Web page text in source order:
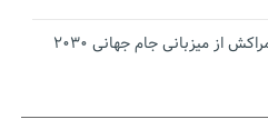
پرتغال خواستار محرومیت مراکش از میزبانی جام جهانی ۲۰۳۰
شد